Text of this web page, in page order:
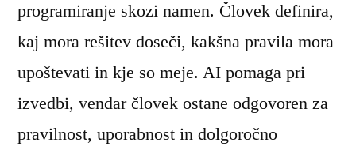
programiranje skozi namen. Človek definira,
kaj mora rešitev doseči, kakšna pravila mora
upoštevati in kje so meje. AI pomaga pri
izvedbi, vendar človek ostane odgovoren za
pravilnost, uporabnost in dolgoročno